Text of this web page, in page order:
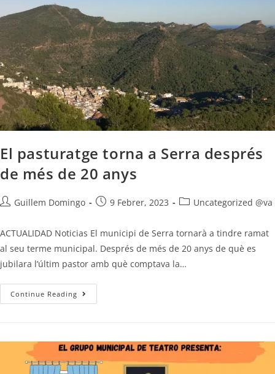
El pasturatge torna a Serra després
de més de 20 anys
Guillem Domingo 9 Febrer, 2023 Uncategorized @va
ACTUALIDAD Noticias El municipi de Serra tornarà a tindre ramat
al seu terme municipal. Després de més de 20 anys de què es
jubilara l’últim pastor amb què comptava la…
Continue Reading